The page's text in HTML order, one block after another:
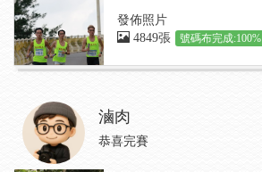
發佈照片
4849張
號碼布完成:100%
滷肉
恭喜完賽